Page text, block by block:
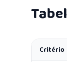
Critério